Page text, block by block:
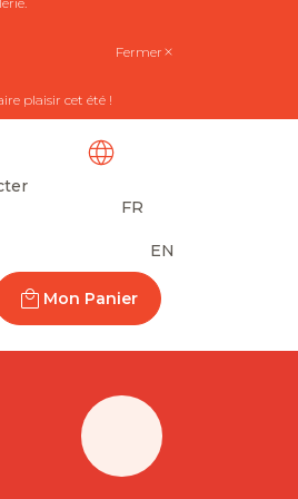
plaisir cet été !
Fermer
FR
EN
Mon Panier